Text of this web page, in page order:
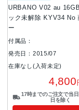
URBANO V02 au
ック未解除 KYV34 No
ー
付属品：
発売日：2015/07
在庫なし(入荷未定)
4,800
17時までのご注文で当
日を除く